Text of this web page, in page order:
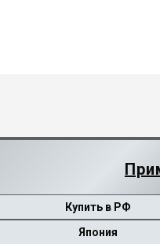
Купить в РФ
Япония